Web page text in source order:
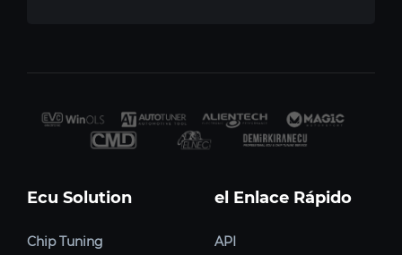
Ecu Solution
Chip Tuning
el Enlace Rápido
API